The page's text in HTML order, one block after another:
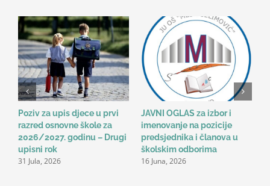
Poziv za upis djece u prvi
razred osnovne škole za
2026/2027. godinu – Drugi
upisni rok
31 Jula, 2026
JAVNI OGLAS za izbor i
imenovanje na pozicije
predsjednika i članova u
školskim odborima
16 Juna, 2026